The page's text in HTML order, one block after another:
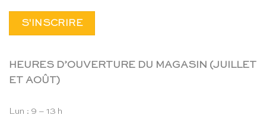
HEURES D’OUVERTURE DU MAGASIN (JUILLET
ET AOÛT)
Lun : 9 – 13 h